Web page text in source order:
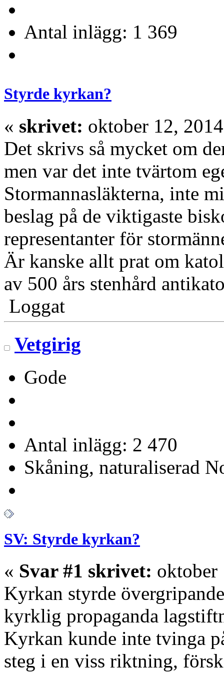
Antal inlägg: 1 369
Styrde kyrkan?
« skrivet: oktober 12,
Det skrivs så mycket om
men var det inte tvärtom
Stormannasläkterna, inte
beslag på de viktigaste
representanter för
Är kanske allt prat om
av 500 års stenhård
Loggat
Vetgirig
Gode
Antal inlägg: 2 470
Skåning, naturaliserad
SV: Styrde kyrkan?
« Svar #1 skrivet: oktober
Kyrkan styrde
kyrklig propaganda
Kyrkan kunde inte tvinga
steg i en viss riktning,